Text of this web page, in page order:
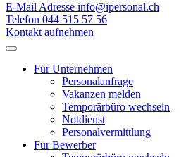
E-Mail Adresse info@ipersonal.ch
Telefon 044 515 57 56
Kontakt aufnehmen
Für Unternehmen
Personalanfrage
Vakanzen melden
Temporärbüro wechseln
Notdienst
Personalvermittlung
Für Bewerber